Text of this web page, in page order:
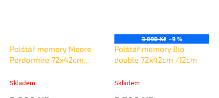
Polštář memory Moore
Perdormire 72x42cm
Skladem
3 090 Kč –9 %
Polštář memory Bio
double 72x42cm /12cm
Skladem